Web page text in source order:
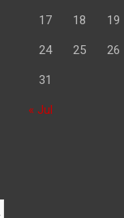
17 18 19
24 25 26
31
« Jul